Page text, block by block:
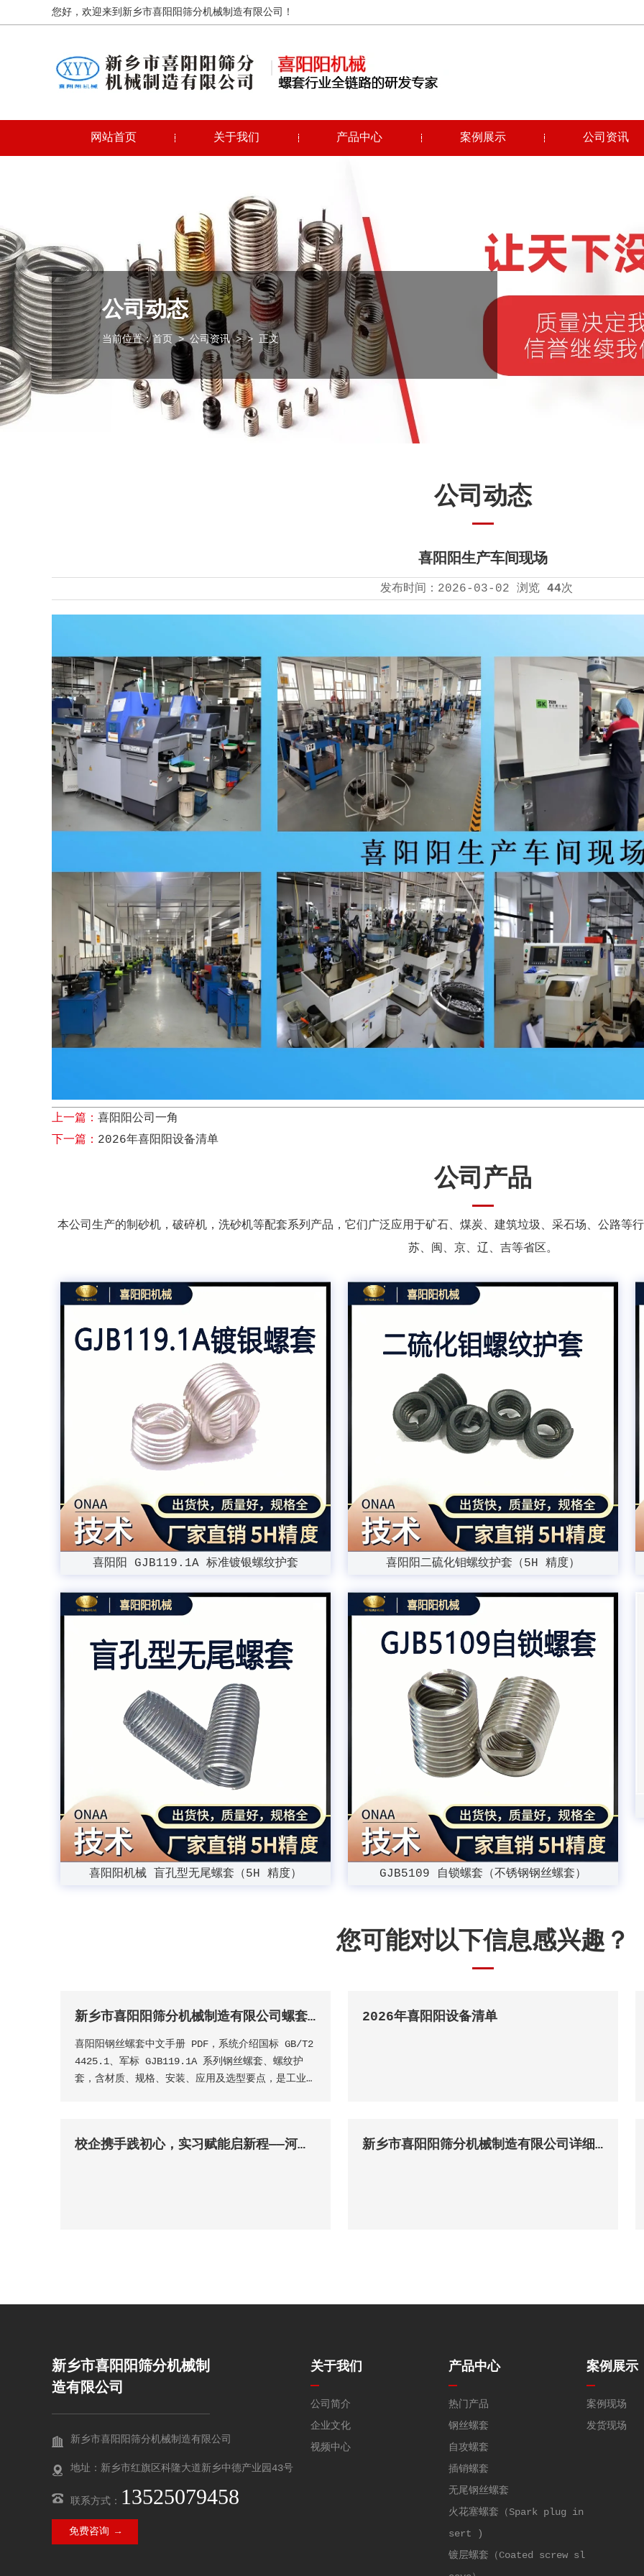
您好，欢迎来到新乡市喜阳阳筛分机械制造有限公司！
网站首页 关于我们 产品中心 案例展示 公司资讯
公司动态
当前位置：首页 >公司资讯>> 正文
公司动态
喜阳阳生产车间现场
发布时间： 2026-03-02 浏览 44次
上一篇： 喜阳阳公司一角
下一篇： 2026年喜阳阳设备清单
公司产品
本公司生产的制砂机，破碎机，洗砂机等配套系列产品，它们广泛应用于矿石、煤炭、建筑垃圾、采石场、公路等
苏、闽、京、辽、吉等省区。
喜阳阳 GJB119.1A 标准镀银螺纹护套 喜阳阳二硫化钼螺纹护套（5H 精度）
喜阳阳机械 盲孔型无尾螺套（5H 精度） GJB5109 自锁螺套（不锈钢钢丝螺套）
您可能对以下信息感兴趣？
新乡市喜阳阳筛分机械制造有限公司螺套中文手册
喜阳阳钢丝螺套中文手册 PDF，系统介绍国标 GB/T2
4425.1、军标 GJB119.1A 系列钢丝螺套、螺纹护
套，含材质、规格、安装、应用及选型要点，是工业螺
2026年喜阳阳设备清单
校企携手践初心，实习赋能启新程——河南工学院商务英语学生走进新乡市喜阳阳筛分机械制造有限公司开展毕业实习 新乡市喜阳阳筛分机械制造有限公司详细简介
新乡市喜阳阳筛分机械制
造有限公司
新乡市喜阳阳筛分机械制造有限公司
地址：新乡市红旗区科隆大道新乡中德产业园43号
联系方式： 13525079458
免费咨询 →
关于我们
公司简介
企业文化
视频中心
产品中心
热门产品
钢丝螺套
自攻螺套
插销螺套
无尾钢丝螺套
火花塞螺套（Spark plug in
sert )
镀层螺套（Coated screw sl
案例展示
案例现场
发货现场